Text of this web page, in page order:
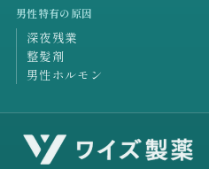
男性特有の原因
深夜残業
整髪剤
男性ホルモン